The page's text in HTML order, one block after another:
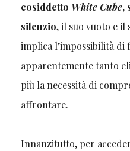
cosiddetto White Cube,
silenzio, il suo vuoto e il
implica l’impossibilità
apparentemente tanto
più la necessità di
affrontare.
Innanzitutto, per